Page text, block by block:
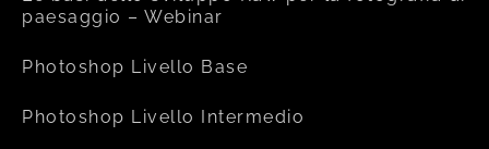
paesaggio – Webinar
Photoshop Livello Base
Photoshop Livello Intermedio